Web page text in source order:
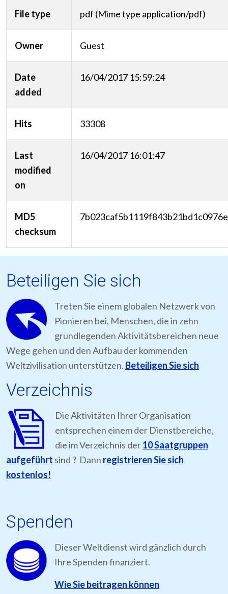
File type pdf (Mime type application/pdf)
Owner Guest
Date
added
16/04/2017 15:59:24
Hits 33308
Last
modified
on
16/04/2017 16:01:47
MD5
checksum
Beteiligen Sie sich
Treten Sie einem globalen Netzwerk von
Pionieren bei, Menschen, die in zehn
grundlegenden Aktivitätsbereichen neue
Wege gehen und den Aufbau der kommenden
Weltzivilisation unterstützen. Beteiligen Sie sich
Verzeichnis
Die Aktivitäten Ihrer Organisation
entsprechen einem der Dienstbereiche,
die im Verzeichnis der10 Saatgruppen
aufgeführt sind ? Dann registrieren Sie sich
kostenlos!
Spenden
Dieser Weltdienst wird gänzlich durch
Ihre Spenden finanziert.
Wie Sie beitragen können